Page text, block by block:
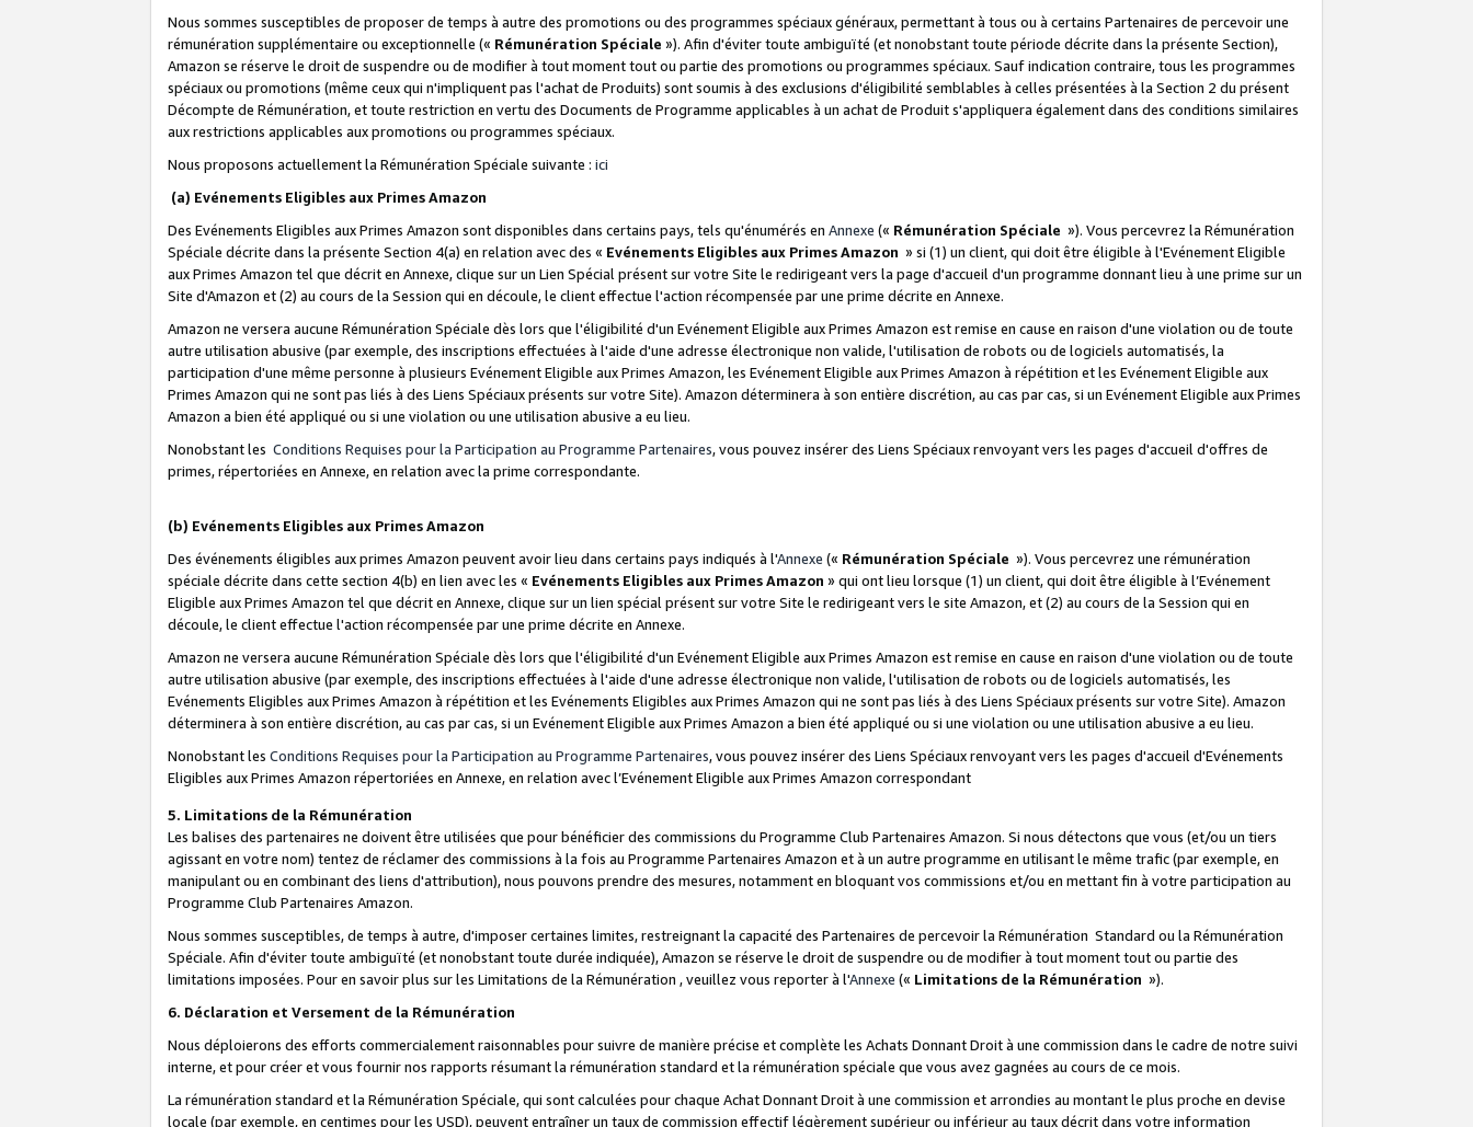
Nous sommes susceptibles de proposer de temps à autre des promotions ou des programmes spéciaux généraux, permettant à tous ou à certains Partenaires de percevoir une
rémunération supplémentaire ou exceptionnelle (« Rémunération Spéciale »). Afin d'éviter toute ambiguïté (et nonobstant toute période décrite dans la présente Section),
Amazon se réserve le droit de suspendre ou de modifier à tout moment tout ou partie des promotions ou programmes spéciaux. Sauf indication contraire, tous les programmes
spéciaux ou promotions (même ceux qui n'impliquent pas l'achat de Produits) sont soumis à des exclusions d'éligibilité semblables à celles présentées à la Section 2 du présent
Décompte de Rémunération, et toute restriction en vertu des Documents de Programme applicables à un achat de Produit s'appliquera également dans des conditions similaires
aux restrictions applicables aux promotions ou programmes spéciaux.
Nous proposons actuellement la Rémunération Spéciale suivante : ici
(a) Evénements Eligibles aux Primes Amazon
Des Evénements Eligibles aux Primes Amazon sont disponibles dans certains pays, tels qu'énumérés en Annexe (« Rémunération Spéciale »). Vous percevrez la Rémunération
Spéciale décrite dans la présente Section 4(a) en relation avec des « Evénements Eligibles aux Primes Amazon » si (1) un client, qui doit être éligible à l'Evénement Eligible
aux Primes Amazon tel que décrit en Annexe, clique sur un Lien Spécial présent sur votre Site le redirigeant vers la page d'accueil d'un programme donnant lieu à une prime sur un
Site d'Amazon et (2) au cours de la Session qui en découle, le client effectue l'action récompensée par une prime décrite en Annexe.
Amazon ne versera aucune Rémunération Spéciale dès lors que l'éligibilité d'un Evénement Eligible aux Primes Amazon est remise en cause en raison d'une violation ou de toute
autre utilisation abusive (par exemple, des inscriptions effectuées à l'aide d'une adresse électronique non valide, l'utilisation de robots ou de logiciels automatisés, la
participation d'une même personne à plusieurs Evénement Eligible aux Primes Amazon, les Evénement Eligible aux Primes Amazon à répétition et les Evénement Eligible aux
Primes Amazon qui ne sont pas liés à des Liens Spéciaux présents sur votre Site). Amazon déterminera à son entière discrétion, au cas par cas, si un Evénement Eligible aux Primes
Amazon a bien été appliqué ou si une violation ou une utilisation abusive a eu lieu.
Nonobstant les Conditions Requises pour la Participation au Programme Partenaires, vous pouvez insérer des Liens Spéciaux renvoyant vers les pages d'accueil d'offres de
primes, répertoriées en Annexe, en relation avec la prime correspondante.
(b) Evénements Eligibles aux Primes Amazon
Des événements éligibles aux primes Amazon peuvent avoir lieu dans certains pays indiqués à l'Annexe (« Rémunération Spéciale »). Vous percevrez une rémunération
spéciale décrite dans cette section 4(b) en lien avec les « Evénements Eligibles aux Primes Amazon » qui ont lieu lorsque (1) un client, qui doit être éligible à l’Evénement
Eligible aux Primes Amazon tel que décrit en Annexe, clique sur un lien spécial présent sur votre Site le redirigeant vers le site Amazon, et (2) au cours de la Session qui en
découle, le client effectue l'action récompensée par une prime décrite en Annexe.
Amazon ne versera aucune Rémunération Spéciale dès lors que l'éligibilité d'un Evénement Eligible aux Primes Amazon est remise en cause en raison d'une violation ou de toute
autre utilisation abusive (par exemple, des inscriptions effectuées à l'aide d'une adresse électronique non valide, l'utilisation de robots ou de logiciels automatisés, les
Evénements Eligibles aux Primes Amazon à répétition et les Evénements Eligibles aux Primes Amazon qui ne sont pas liés à des Liens Spéciaux présents sur votre Site). Amazon
déterminera à son entière discrétion, au cas par cas, si un Evénement Eligible aux Primes Amazon a bien été appliqué ou si une violation ou une utilisation abusive a eu lieu.
Nonobstant les Conditions Requises pour la Participation au Programme Partenaires, vous pouvez insérer des Liens Spéciaux renvoyant vers les pages d'accueil d'Evénements
Eligibles aux Primes Amazon répertoriées en Annexe, en relation avec l’Evénement Eligible aux Primes Amazon correspondant
5. Limitations de la Rémunération
Les balises des partenaires ne doivent être utilisées que pour bénéficier des commissions du Programme Club Partenaires Amazon. Si nous détectons que vous (et/ou un tiers
agissant en votre nom) tentez de réclamer des commissions à la fois au Programme Partenaires Amazon et à un autre programme en utilisant le même trafic (par exemple, en
manipulant ou en combinant des liens d'attribution), nous pouvons prendre des mesures, notamment en bloquant vos commissions et/ou en mettant fin à votre participation au
Programme Club Partenaires Amazon.
Nous sommes susceptibles, de temps à autre, d'imposer certaines limites, restreignant la capacité des Partenaires de percevoir la Rémunération Standard ou la Rémunération
Spéciale. Afin d'éviter toute ambiguïté (et nonobstant toute durée indiquée), Amazon se réserve le droit de suspendre ou de modifier à tout moment tout ou partie des
limitations imposées. Pour en savoir plus sur les Limitations de la Rémunération , veuillez vous reporter à l'Annexe (« Limitations de la Rémunération »).
6. Déclaration et Versement de la Rémunération
Nous déploierons des efforts commercialement raisonnables pour suivre de manière précise et complète les Achats Donnant Droit à une commission dans le cadre de notre suivi
interne, et pour créer et vous fournir nos rapports résumant la rémunération standard et la rémunération spéciale que vous avez gagnées au cours de ce mois.
La rémunération standard et la Rémunération Spéciale, qui sont calculées pour chaque Achat Donnant Droit à une commission et arrondies au montant le plus proche en devise
locale (par exemple, en centimes pour les USD), peuvent entraîner un taux de commission effectif légèrement supérieur ou inférieur au taux décrit dans votre information